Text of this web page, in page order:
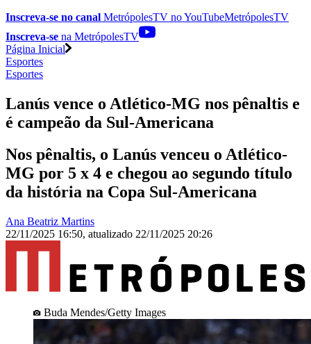
Inscreva-se no canal MetrópolesTV noYouTubeMetrópolesTV
Inscreva-se na MetrópolesTV
Página Inicial
Esportes
Esportes
Lanús vence o Atlético-MG nos pênaltis e
é campeão da Sul-Americana
Nos pênaltis, o Lanús venceu o Atlético-
MG por 5 x 4 e chegou ao segundo título
da história na Copa Sul-Americana
Ana Beatriz Martins
22/11/2025 16:50, atualizado 22/11/2025 20:26
Buda Mendes/Getty Images